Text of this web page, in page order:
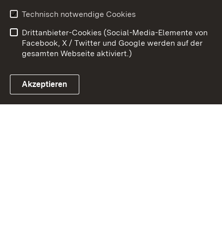
Link zum Landesportal
Kontakt
Impressum
Cookies
Technisch notwendige Cookies
Drittanbieter-Cookies (Social-Media-Elemente von
Facebook, X / Twitter und Google werden auf der
gesamten Webseite aktiviert.)
Akzeptieren